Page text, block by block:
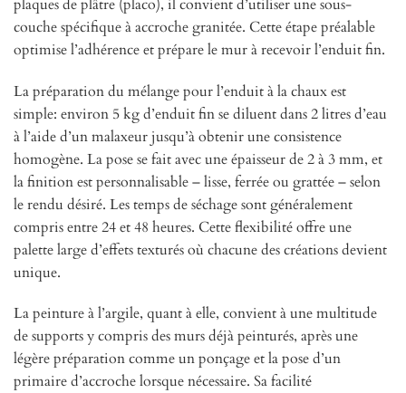
plaques de plâtre (placo), il convient d’utiliser une sous-
couche spécifique à accroche granitée. Cette étape préalable
optimise l’adhérence et prépare le mur à recevoir l’enduit fin.
La préparation du mélange pour l’enduit à la chaux est
simple: environ 5 kg d’enduit fin se diluent dans 2 litres d’eau
à l’aide d’un malaxeur jusqu’à obtenir une consistence
homogène. La pose se fait avec une épaisseur de 2 à 3 mm, et
la finition est personnalisable – lisse, ferrée ou grattée – selon
le rendu désiré. Les temps de séchage sont généralement
compris entre 24 et 48 heures. Cette flexibilité offre une
palette large d’effets texturés où chacune des créations devient
unique.
La peinture à l’argile, quant à elle, convient à une multitude
de supports y compris des murs déjà peinturés, après une
légère préparation comme un ponçage et la pose d’un
primaire d’accroche lorsque nécessaire. Sa facilité